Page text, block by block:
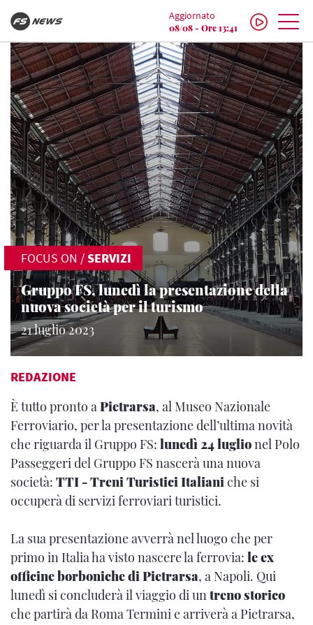
Aggiornato
08/08 - Ore 13:41
FOCUS ON /SERVIZI
Gruppo FS, lunedì la presentazione della
nuova società per il turismo
21 luglio 2023
REDAZIONE
È tutto pronto aPietrarsa, al Museo Nazionale
Ferroviario, per la presentazione dell’ultima novità
che riguarda il Gruppo FS: lunedì 24 luglionel Polo
Passeggeri del Gruppo FS nascerà una nuova
società: TTI - Treni Turistici Italianiche si
occuperà di servizi ferroviari turistici.
La sua presentazione avverrà nel luogo che per
primo in Italia ha visto nascere la ferrovia: le ex
officine borboniche di Pietrarsa, a Napoli. Qui
lunedì si concluderà il viaggio di untreno storico
che partirà da Roma Termini e arriverà a Pietrarsa,